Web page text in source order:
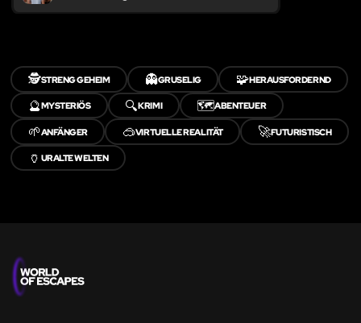
🕵️STRENG GEHEIM 👻GRUSELIG 🧩HERAUSFORDERND
🔮MYSTERIÖS 🔍KRIMI 🗺️ABENTEUER
🌱ANFÄNGER 🥽VIRTUELLE REALITÄT 🚀FUTURISTISCH
🏺 URALTE WELTEN